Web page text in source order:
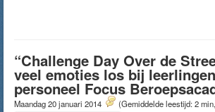
“Challenge Day Over de
veel emoties los bij
personeel Focus
Maandag 20 januari 2014 (Gemiddelde leestijd: 2